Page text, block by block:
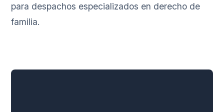
para despachos especializados en derecho de
familia.